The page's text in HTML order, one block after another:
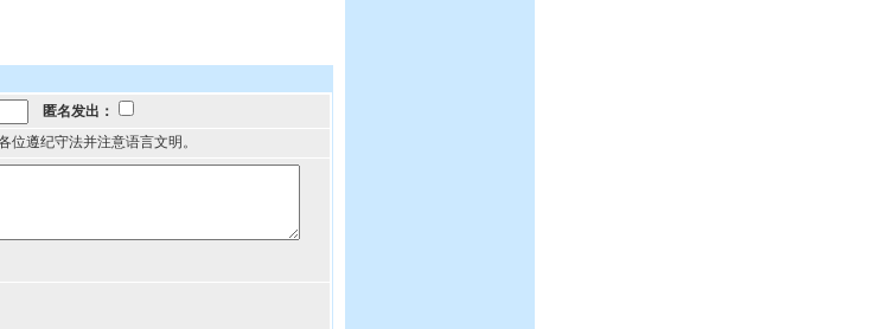
匿名发出：
位遵纪守法并注意语言文明。